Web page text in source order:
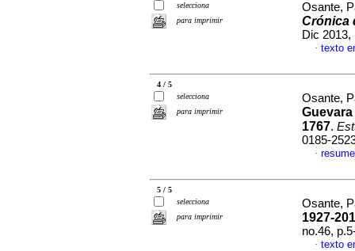
selecciona
para imprimir
Osante,
Crónica
Dic 2013,
· texto
4 / 5
selecciona
para imprimir
Osante,
1767.
0185-
·
5 / 5
selecciona
para imprimir
Osante,
1927-
no.46,
· texto